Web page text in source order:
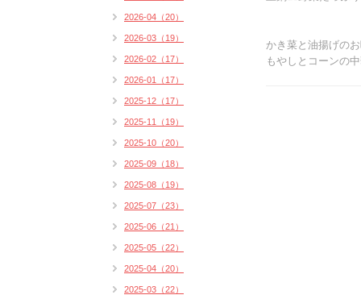
かき菜と油揚げの
もやしとコーンの
2026-04（20）
2026-03（19）
2026-02（17）
2026-01（17）
2025-12（17）
2025-11（19）
2025-10（20）
2025-09（18）
2025-08（19）
2025-07（23）
2025-06（21）
2025-05（22）
2025-04（20）
2025-03（22）